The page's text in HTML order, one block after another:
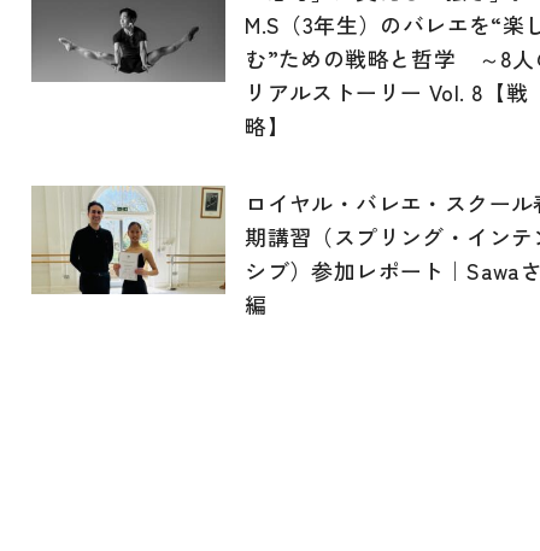
M.S（3年生）のバレエを“楽
む”ための戦略と哲学 ～8人
リアルストーリー Vol. 8【戦
略】
ロイヤル・バレエ・スクール
期講習（スプリング・インテ
シブ）参加レポート｜Sawa
編